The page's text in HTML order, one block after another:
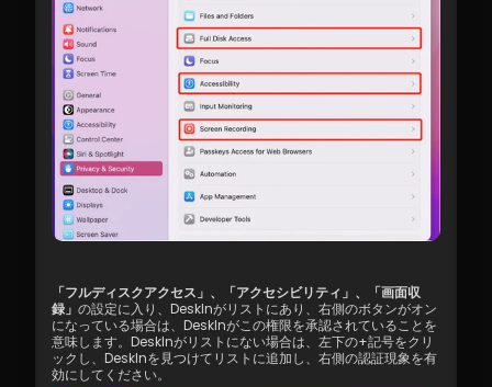
「フルディスクアクセス」、「アクセシビリティ」、「画面収
録」 の設定に入り、DeskInがリストにあり、右側のボタンがオン
になっている場合は、DeskInがこの権限を承認されていることを
意味します。DeskInがリストにない場合は、左下の+記号をクリ
ックし、DeskInを見つけてリストに追加し、右側の認証現象を有
効にしてください。